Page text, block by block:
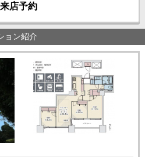
来店予約
ョン紹介